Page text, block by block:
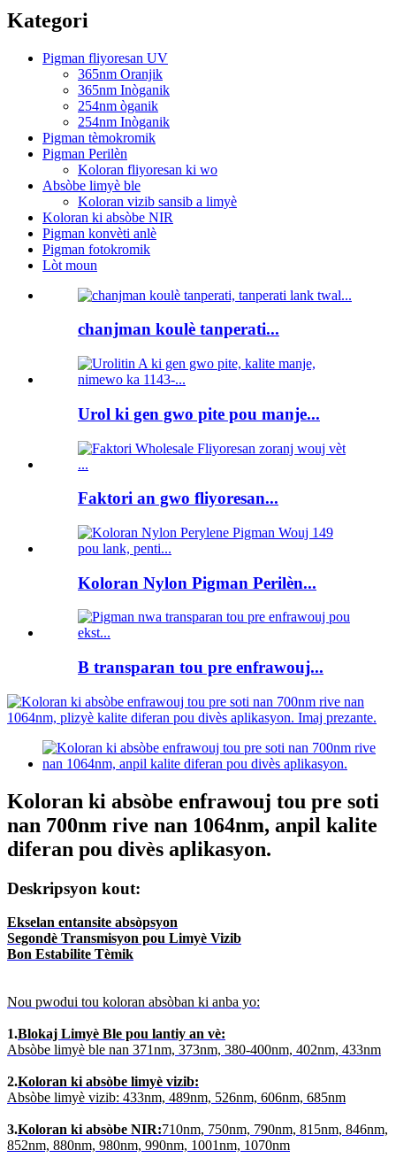
Kategori
Pigman fliyoresan UV
365nm Oranjik
365nm Inòganik
254nm òganik
254nm Inòganik
Pigman tèmokromik
Pigman Perilèn
Koloran fliyoresan ki wo
Absòbe limyè ble
Koloran vizib sansib a limyè
Koloran ki absòbe NIR
Pigman konvèti anlè
Pigman fotokromik
Lòt moun
chanjman koulè tanperati...
Urol ki gen gwo pite pou manje...
Faktori an gwo fliyoresan...
Koloran Nylon Pigman Perilèn...
B transparan tou pre enfrawouj...
Koloran ki absòbe enfrawouj tou pre soti
nan 700nm rive nan 1064nm, anpil kalite
diferan pou divès aplikasyon.
Deskripsyon kout:
Ekselan entansite absòpsyon
Segondè Transmisyon pou Limyè Vizib
Bon Estabilite Tèmik
Nou pwodui tou koloran absòban ki anba yo:
1.Blokaj Limyè Ble pou lantiy an vè:
Absòbe limyè ble nan 371nm, 373nm, 380-400nm, 402nm, 433nm
2.Koloran ki absòbe limyè vizib:
Absòbe limyè vizib: 433nm, 489nm, 526nm, 606nm, 685nm
3.Koloran ki absòbe NIR:710nm, 750nm, 790nm, 815nm, 846nm,
852nm, 880nm, 980nm, 990nm, 1001nm, 1070nm